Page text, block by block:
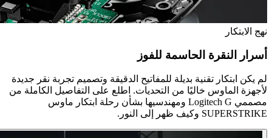
نهج الابتكار
أسرار النقرة الحاسمة للفوز
لم يكن ابتكار تقنية بديلة للمفاتيح الدقيقة وتصميم تجربة نقر جديدة
لأجهزة الماوس خاليًا من التحديات. اطلع على التفاصيل الكاملة من
مصممي Logitech G ومهندسيها بشأن رحلة ابتكار ماوس
SUPERSTRIKE وكيف ظهر إلى النور.